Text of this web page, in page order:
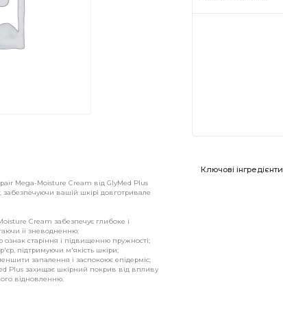
Mega-Moisture Cream від GlyMed Plus
забезпечуючи вашій шкірі довготривале
Cream забезпечує глибоке і
її зневодненню;
старіння і підвищенню пружності;
підтримуючи м'якість шкіри;
запалення і заспокоює епідерміс;
Plus захищає шкірний покрив від впливу
відновленню.
Ключові інгредієнти